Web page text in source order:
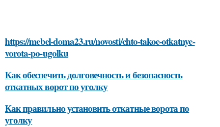
https://mebel-doma23.ru/novosti/chto-takoe-otkatnye-
vorota-po-ugolku
Как обеспечить долговечность и безопасность
откатных ворот по уголку
Как правильно установить откатные ворота по
уголку